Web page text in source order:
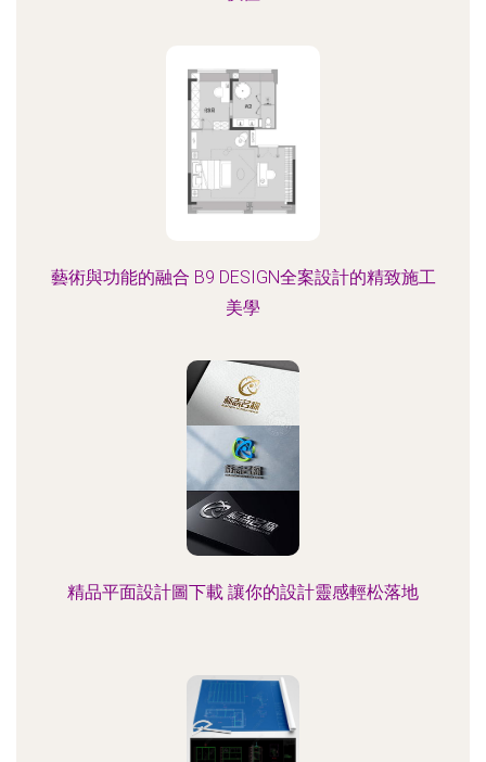
藝術與功能的融合 B9 DESIGN全案設計的精致施工
美學
精品平面設計圖下載 讓你的設計靈感輕松落地